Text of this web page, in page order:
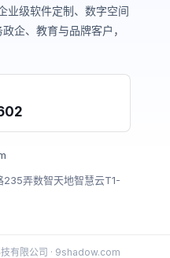
业级软件定制、数字空间
企、教育与品牌客户，
235弄数智天地智慧云T1-
有限公司 · 9shadow.com